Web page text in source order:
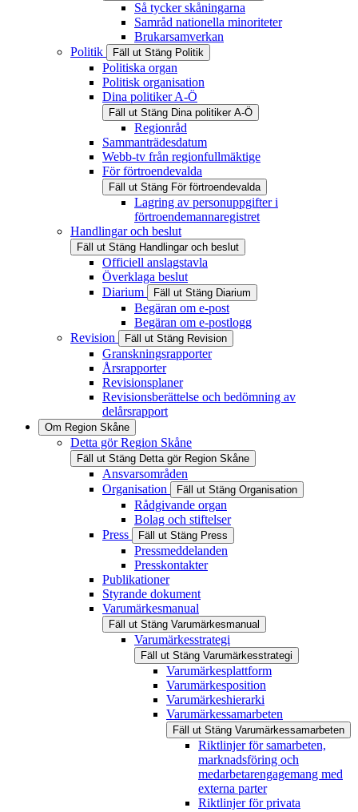
Så tycker skåningarna
Samråd nationella minoriteter
Brukarsamverkan
Politik
Fäll ut Stäng Politik
Politiska organ
Politisk organisation
Dina politiker A-Ö
Fäll ut Stäng Dina politiker A-Ö
Regionråd
Sammanträdesdatum
Webb-tv från regionfullmäktige
För förtroendevalda
Fäll ut Stäng För förtroendevalda
Lagring av personuppgifter i
förtroendemannaregistret
Handlingar och beslut
Fäll ut Stäng Handlingar och beslut
Officiell anslagstavla
Överklaga beslut
Diarium
Fäll ut Stäng Diarium
Begäran om e-post
Begäran om e-postlogg
Revision
Fäll ut Stäng Revision
Granskningsrapporter
Årsrapporter
Revisionsplaner
Revisionsberättelse och bedömning av
delårsrapport
Om Region Skåne
Detta gör Region Skåne
Fäll ut Stäng Detta gör Region Skåne
Ansvarsområden
Organisation
Fäll ut Stäng Organisation
Rådgivande organ
Bolag och stiftelser
Press
Fäll ut Stäng Press
Pressmeddelanden
Presskontakter
Publikationer
Styrande dokument
Varumärkesmanual
Fäll ut Stäng Varumärkesmanual
Varumärkesstrategi
Fäll ut Stäng Varumärkesstrategi
Varumärkesplattform
Varumärkesposition
Varumärkeshierarki
Varumärkessamarbeten
Fäll ut Stäng Varumärkessamarbeten
Riktlinjer för samarbeten,
marknadsföring och
medarbetarengagemang med
externa parter
Riktlinjer för privata